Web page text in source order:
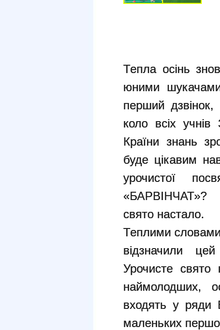
Тепла осінь
юними
перший
коло всіх
Країни знань
буде цікавим
урочистої
«БАРВІНЧАТ»?
свято настало.
Теплими
відзначили
Урочисте свято
наймолодших,
входять у
маленьких